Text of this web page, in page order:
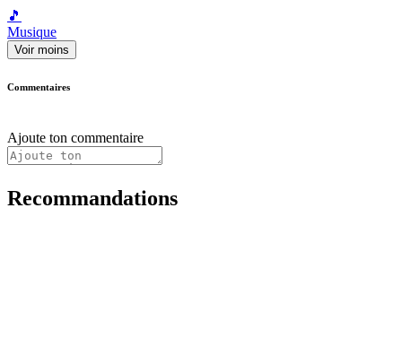
🎵
Musique
Voir moins
Commentaires
Ajoute ton commentaire
Recommandations